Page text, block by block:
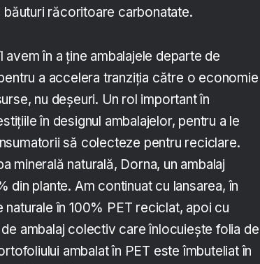
răcoritoare carbonatate.
în a ține ambalajele departe de
a accelera tranziția către o economie
nu deșeuri. Un rol important în
în designul ambalajelor, pentru a le
să colecteze pentru reciclare.
minerală naturală, Dorna, un ambalaj
plante. Am continuat cu lansarea, în
în 100% PET reciclat, apoi cu
ambalaj colectiv care înlocuiește folia de
ambalat în PET este îmbuteliat în